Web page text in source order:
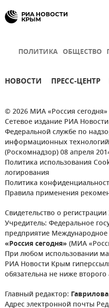
ПОЛИТИКА ОБЩЕСТВО
НОВОСТИ ПРЕСС-ЦЕНТР
© 2026 МИА «Россия сегодня»
Сетевое издание РИА
Федеральной службе по
информационных
(Роскомнадзор) 08 апреля
Политика использования
логирования
Политика
Правила применения
Свидетельство о
Учредитель: Федеральное
предприятие
«Россия сегодня» (МИА
При любом использовании
РИА Новости Крым
обязательна не ниже второго
Главный редактор:
Адрес электронной почты